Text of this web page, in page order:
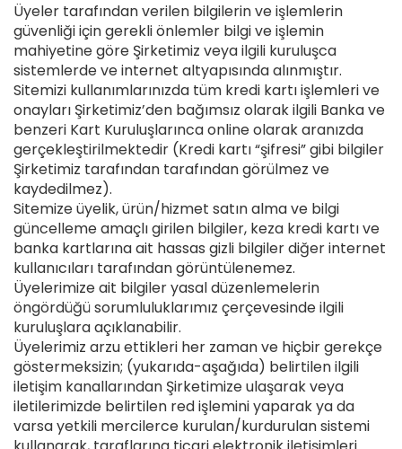
Üyeler tarafından verilen bilgilerin ve işlemlerin
güvenliği için gerekli önlemler bilgi ve işlemin
mahiyetine göre Şirketimiz veya ilgili kuruluşca
sistemlerde ve internet altyapısında alınmıştır.
Sitemizi kullanımlarınızda tüm kredi kartı işlemleri ve
onayları Şirketimiz’den bağımsız olarak ilgili Banka ve
benzeri Kart Kuruluşlarınca online olarak aranızda
gerçekleştirilmektedir (Kredi kartı “şifresi” gibi bilgiler
Şirketimiz tarafından tarafından görülmez ve
kaydedilmez).
Sitemize üyelik, ürün/hizmet satın alma ve bilgi
güncelleme amaçlı girilen bilgiler, keza kredi kartı ve
banka kartlarına ait hassas gizli bilgiler diğer internet
kullanıcıları tarafından görüntülenemez.
Üyelerimize ait bilgiler yasal düzenlemelerin
öngördüğü sorumluluklarımız çerçevesinde ilgili
kuruluşlara açıklanabilir.
Üyelerimiz arzu ettikleri her zaman ve hiçbir gerekçe
göstermeksizin; (yukarıda-aşağıda) belirtilen ilgili
iletişim kanallarından Şirketimize ulaşarak veya
iletilerimizde belirtilen red işlemini yaparak ya da
varsa yetkili mercilerce kurulan/kurdurulan sistemi